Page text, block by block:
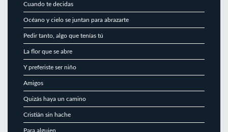
Cuando te decidas
Océano y cielo se juntan para abrazarte
Pedir tanto, algo que tenías tú
La flor que se abre
Y preferiste ser niño
Amigos
Quizás haya un camino
Cristián sin hache
Para alguien